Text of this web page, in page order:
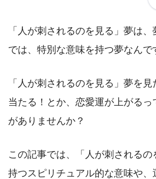
「人が刺されるのを見る」夢は
では、特別な意味を持つ夢なんで
「人が刺されるのを見る」夢を
当たる！とか、恋愛運が上がるっ
がありませんか？
この記事では、「人が刺されるの
持つスピリチュアル的な意味や、